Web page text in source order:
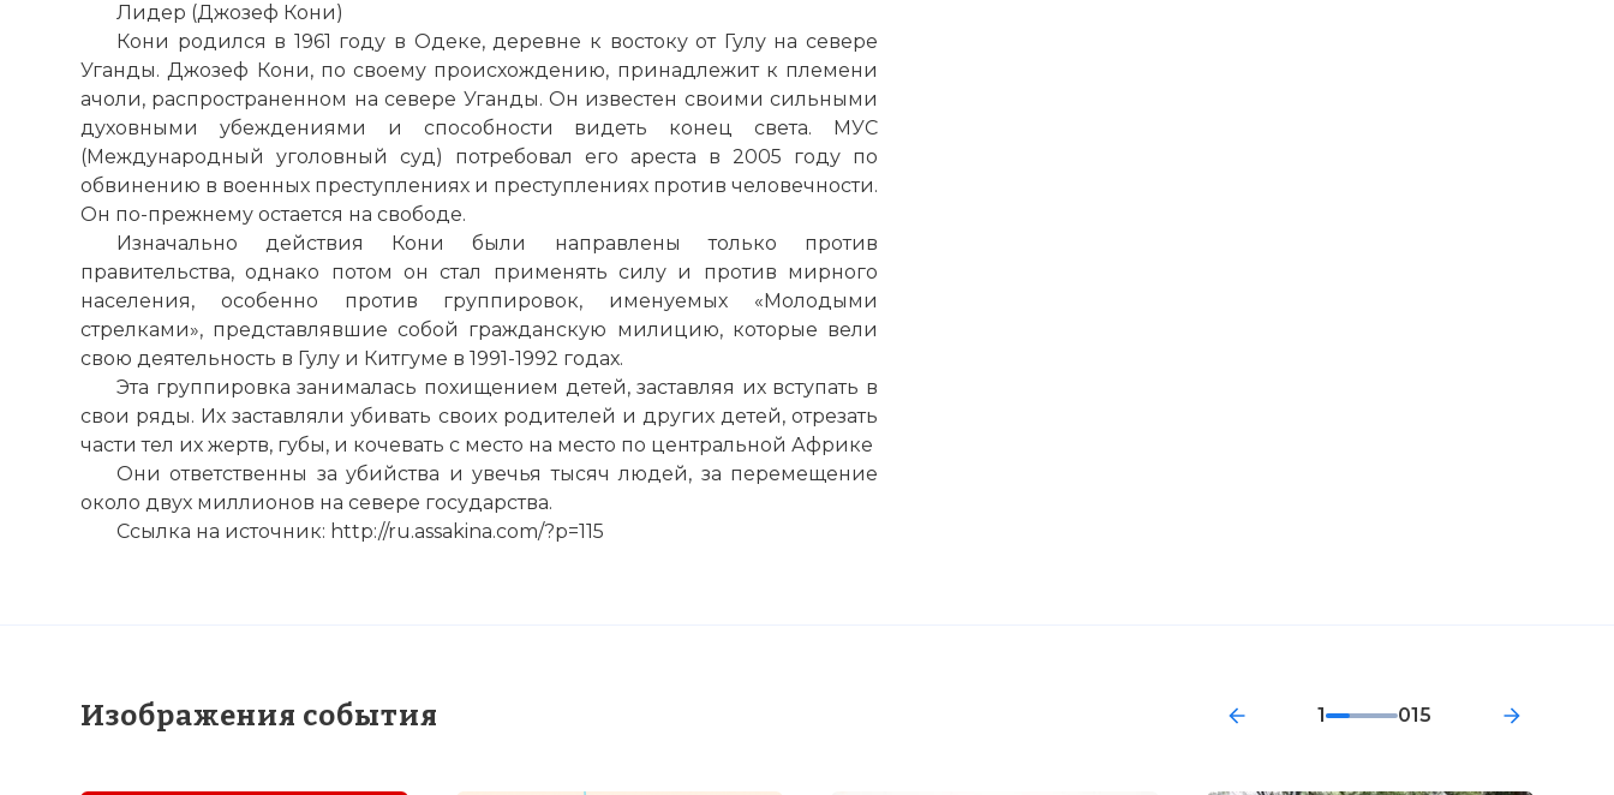
Лидер (Джозеф Кони)
Кони родился в 1961 году в Одеке, деревне к востоку от Гулу на севере
Уганды. Джозеф Кони, по своему происхождению, принадлежит к племени
ачоли, распространенном на севере Уганды. Он известен своими сильными
духовными убеждениями и способности видеть конец света. МУС
(Международный уголовный суд) потребовал его ареста в 2005 году по
обвинению в военных преступлениях и преступлениях против человечности.
Он по-прежнему остается на свободе.
Изначально действия Кони были направлены только против
правительства, однако потом он стал применять силу и против мирного
населения, особенно против группировок, именуемых «Молодыми
стрелками», представлявшие собой гражданскую милицию, которые вели
свою деятельность в Гулу и Китгуме в 1991-1992 годах.
Эта группировка занималась похищением детей, заставляя их вступать в
свои ряды. Их заставляли убивать своих родителей и других детей, отрезать
части тел их жертв, губы, и кочевать с место на место по центральной Африке
Они ответственны за убийства и увечья тысяч людей, за перемещение
около двух миллионов на севере государства.
Ссылка на источник: http://ru.assakina.com/?p=115
Изображения события 1 015